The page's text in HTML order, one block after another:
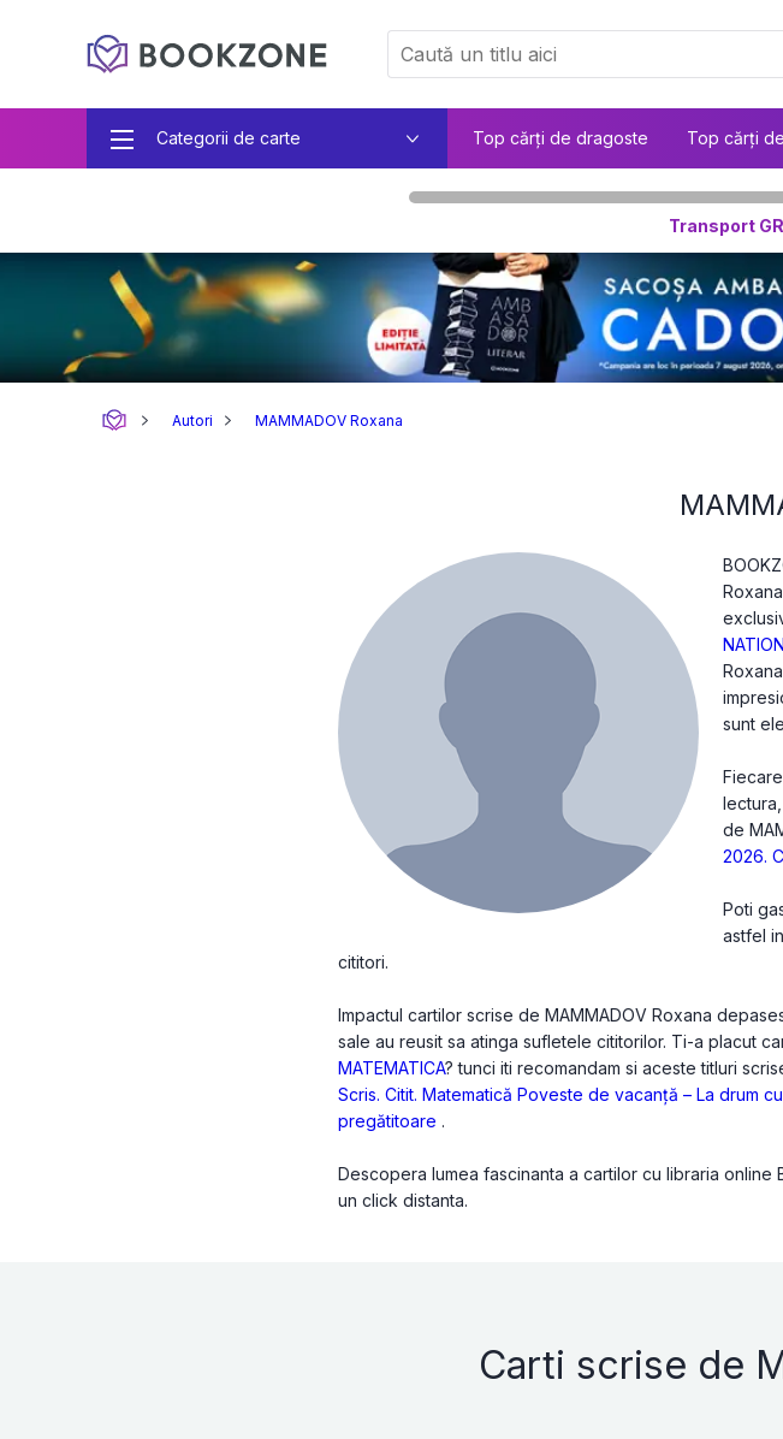
Categorii de carte Top cărți de dragoste Top cărți
Transport
Autori MAMMADOV Roxana
sunt
de
2026.
Poti
astfel
cititori.
Impactul cartilor scrise de MAMMADOV Roxana
sale au reusit sa atinga sufletele cititorilor. Ti-a placut
MATEMATICA? tunci iti recomandam si aceste titluri
Scris. Citit. Matematică Poveste de vacanţă – La drum
pregătitoare .
Descopera lumea fascinanta a cartilor cu libraria
un click distanta.
Carti scrise de